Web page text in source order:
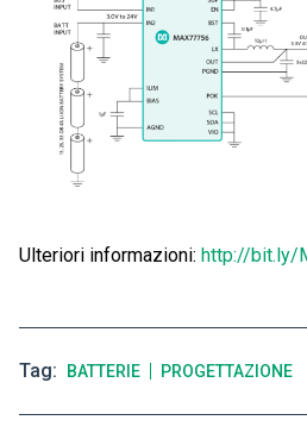
Ulteriori informazioni: http://bit.ly/
Tag BATTERIE PROGETTAZIONE